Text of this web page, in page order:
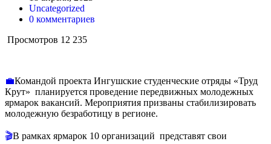
Uncategorized
0 комментариев
Просмотров 12 235
💼Командой проекта Ингушские студенческие отряды «Труд
Крут» планируется проведение передвижных молодежных
ярмарок вакансий. Мероприятия призваны стабилизировать
молодежную безработицу в регионе.
🎬В рамках ярмарок 10 организаций представят свои